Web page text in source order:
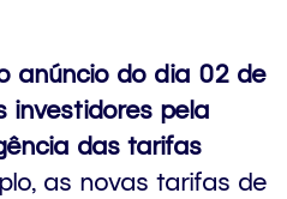
anúncio do dia 02 de
investidores pela
das tarifas
as novas tarifas de